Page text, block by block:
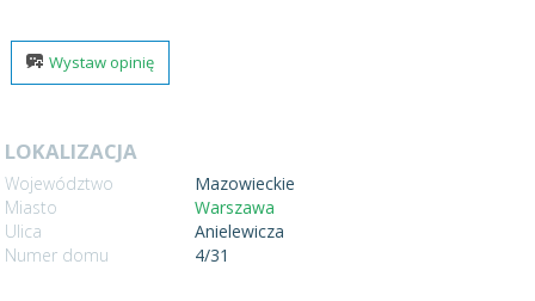
Wystaw opinię
LOKALIZACJA
Województwo
Mazowieckie
Miasto
Warszawa
Ulica
Anielewicza
Numer domu
4/31